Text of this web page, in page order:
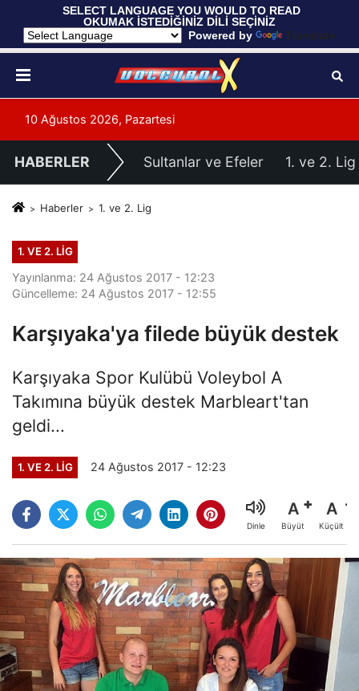
SELECT LANGUAGE YOU WOULD TO READ
OKUMAK İSTEDİĞİNİZ DİLİ SEÇİNİZ
Powered by
Translate
10 Ağustos 2026, Pazartesi
HABERLER Sultanlar ve Efeler 1. ve 2. Lig
Haberler 1. ve 2. Lig
1. VE 2. LIG
Yayınlanma: 24 Ağustos 2017 - 12:23
Güncelleme: 24 Ağustos 2017 - 12:55
Karşıyaka'ya filede büyük destek
Karşıyaka Spor Kulübü Voleybol A
Takımına büyük destek Marbleart'tan
geldi...
1. VE 2. LIG 24 Ağustos 2017 - 12:23
Dinle
A
Büyüt
A
Küçült